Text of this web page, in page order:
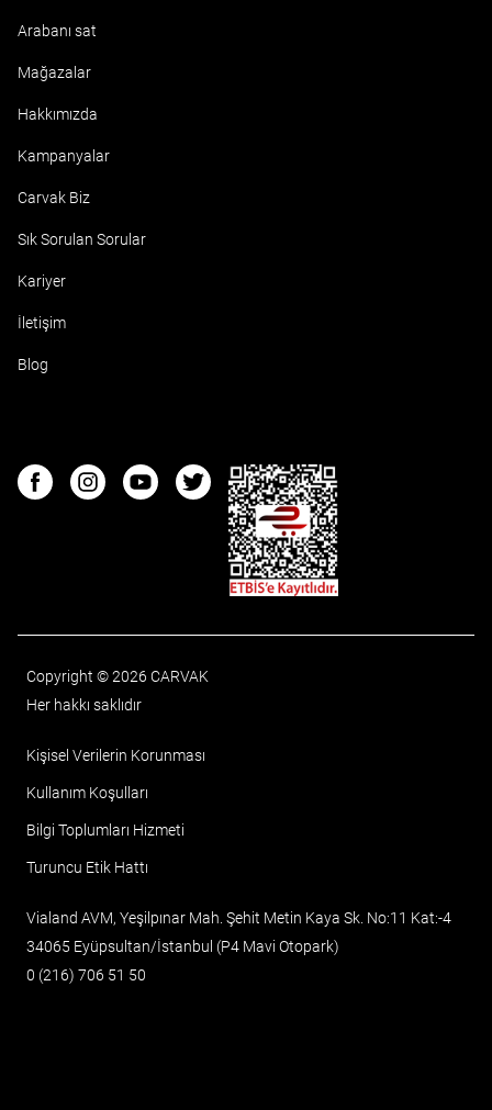
Arabanı sat
Mağazalar
Hakkımızda
Kampanyalar
Carvak Biz
Sık Sorulan Sorular
Kariyer
İletişim
Blog
FacebookInstagramYoutubeTwitter
ETBIS
Copyright © 2026 CARVAK
Her hakkı saklıdır
Kişisel Verilerin Korunması
Kullanım Koşulları
Bilgi Toplumları Hizmeti
Turuncu Etik Hattı
Vialand AVM, Yeşilpınar Mah. Şehit Metin Kaya Sk. No:11 Kat:-4
34065 Eyüpsultan/İstanbul (P4 Mavi Otopark)
0 (216) 706 51 50